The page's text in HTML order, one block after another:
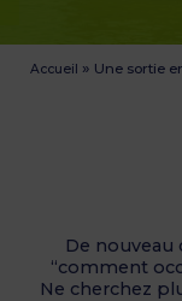
Accueil » Une sortie
De nouveau
“comment
Ne cherchez